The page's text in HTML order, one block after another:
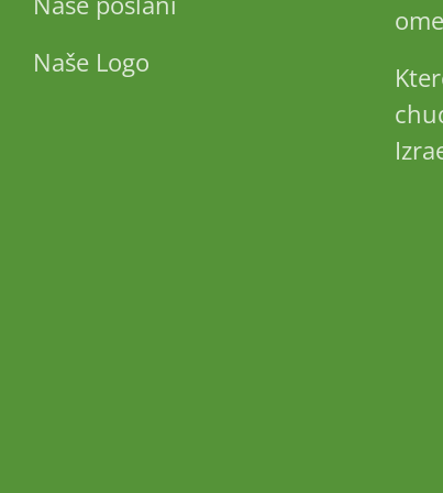
Naše Logo